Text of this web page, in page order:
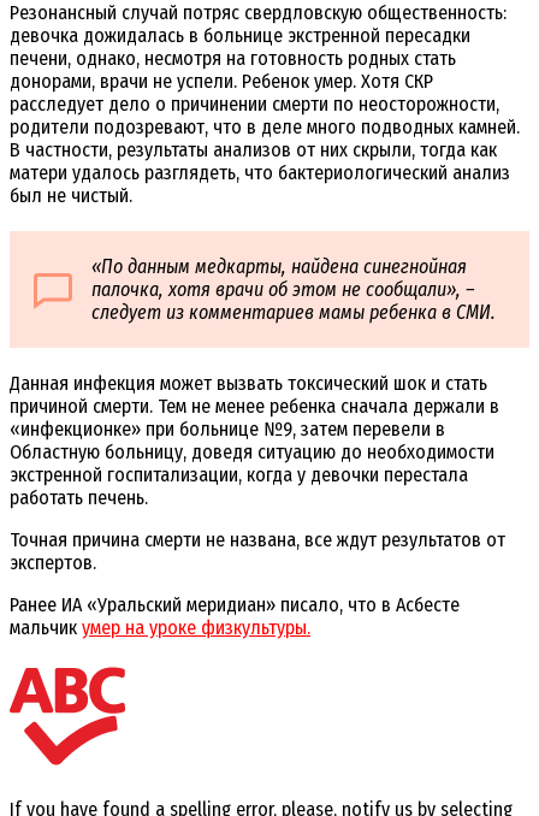
Резонансный случай потряс свердловскую общественность:
девочка дожидалась в больнице экстренной пересадки
печени, однако, несмотря на готовность родных стать
донорами, врачи не успели. Ребенок умер. Хотя СКР
расследует дело о причинении смерти по неосторожности,
родители подозревают, что в деле много подводных камней.
В частности, результаты анализов от них скрыли, тогда как
матери удалось разглядеть, что бактериологический анализ
был не чистый.
«По данным медкарты, найдена синегнойная
палочка, хотя врачи об этом не сообщали», –
следует из комментариев мамы ребенка в СМИ.
Данная инфекция может вызвать токсический шок и стать
причиной смерти. Тем не менее ребенка сначала держали в
«инфекционке» при больнице №9, затем перевели в
Областную больницу, доведя ситуацию до необходимости
экстренной госпитализации, когда у девочки перестала
работать печень.
Точная причина смерти не названа, все ждут результатов от
экспертов.
Ранее ИА «Уральский меридиан» писало, что в Асбесте
мальчик умер на уроке физкультуры.
If you have found a spelling error, please, notify us by selecting